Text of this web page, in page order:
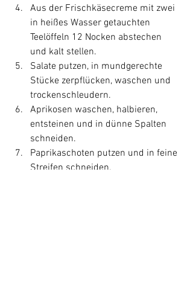
Aus der Frischkäsecreme mit zwei
in heißes Wasser getauchten
Teelöffeln 12 Nocken abstechen
und kalt stellen.
Salate putzen, in mundgerechte
Stücke zerpflücken, waschen und
trockenschleudern.
Aprikosen waschen, halbieren,
entsteinen und in dünne Spalten
schneiden.
Paprikaschoten putzen und in feine
Streifen schneiden.